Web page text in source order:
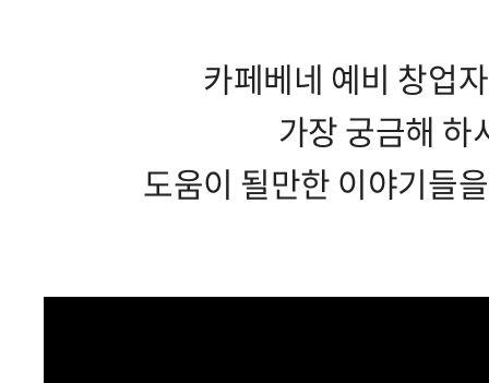
카페베네 예비 창업
가장 궁금해 하
도움이 될만한 이야기들